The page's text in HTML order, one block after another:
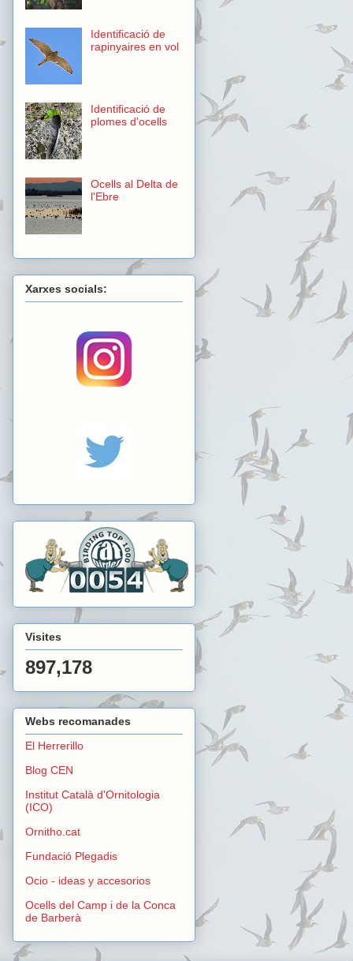
Identificació de
rapinyaires en vol
Identificació de
plomes d'ocells
Ocells al Delta de
l'Ebre
Xarxes socials:
Visites
897,178
Webs recomanades
El Herrerillo
Blog CEN
Institut Català d'Ornitologia
(ICO)
Ornitho.cat
Fundació Plegadis
Ocio - ideas y accesorios
Ocells del Camp i de la Conca
de Barberà